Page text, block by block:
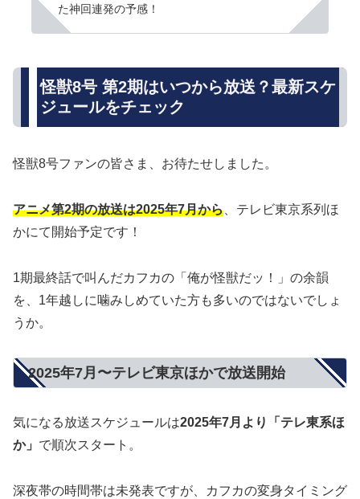
た神回連発の予感！
怪獣8号 第2期はいつから放送？最新スケ
ジュールをチェック
怪獣8号ファンの皆さま、お待たせしました。
アニメ第2期の放送は2025年7月から 、テレビ東京系列ほ
かにて開始予定です！
1期最終話で叫んだカフカの「俺が怪獣だッ！」の余韻
を、1年越しに噛みしめていた方も多いのではないでしょ
うか。
2025年7月〜テレビ東京ほかで放送開始
気になる放送スケジュールは2025年7月より「テレ東系ほ
か」 で順次スタート。
深夜帯の時間帯は未発表ですが、カフカの変身タイミング